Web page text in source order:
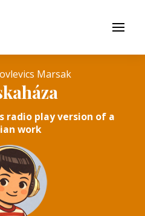
Menu
Marsak
radio play version of a
work